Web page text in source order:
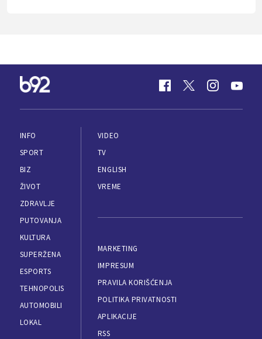
INFO
SPORT
BIZ
ŽIVOT
ZDRAVLJE
PUTOVANJA
KULTURA
SUPERŽENA
ESPORTS
TEHNOPOLIS
AUTOMOBILI
LOKAL
VIDEO
TV
ENGLISH
VREME
MARKETING
IMPRESUM
PRAVILA KORIŠĆENJA
POLITIKA PRIVATNOSTI
APLIKACIJE
RSS